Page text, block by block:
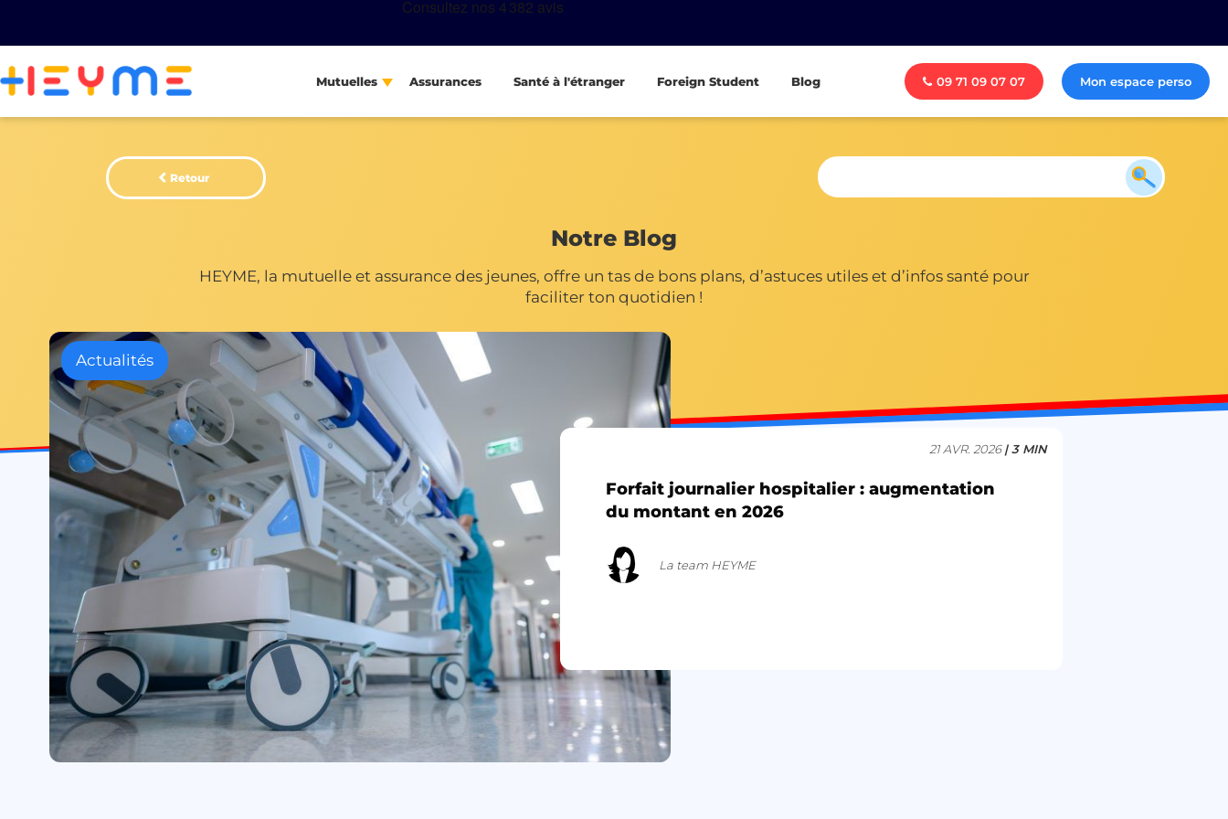
Mutuelles Assurances Santé à l'étranger Foreign Student Blog 09 71 09 07 07 Mon espace perso
Retour
Notre Blog
HEYME, la mutuelle et assurance des jeunes, offre un tas de bons plans, d’astuces utiles et d’infos santé pour
faciliter ton quotidien !
Actualités
21 AVR. 2026| 3 MIN
Forfait journalier hospitalier : augmentation
du montant en 2026
La team HEYME